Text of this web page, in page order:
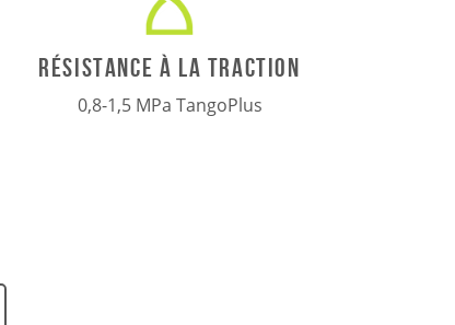
RÉSISTANCE À LA TRACTION
0,8-1,5 MPa TangoPlus